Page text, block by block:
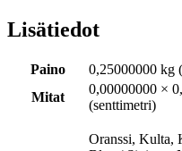
Lisätiedot
Paino
0,25000000 kg
Mitat
0,00000000 ×
(senttimetri)
Oranssi, Kulta,